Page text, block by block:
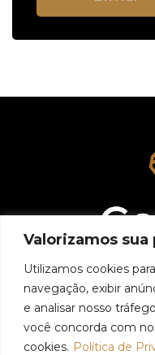
Valorizamos
Utilizamos cookies
navegação, exibir
e analisar nosso
você concorda com
cookies. Política de
Transformamos
funcionais, ajudando
alcançar resultados